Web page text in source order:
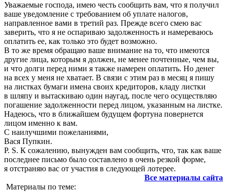
Уважаемые господа, имею честь сообщить вам, что я получил
ваше уведомление с требованием об уплате налогов,
направленное вами в третий раз. Прежде всего смею вас
заверить, что я не оспариваю задолженность и намереваюсь
оплатить ее, как только это будет возможно.
В то же время обращаю ваше внимание на то, что имеются
другие лица, которым я должен, не менее почтенные, чем вы,
и что долги перед ними я также намерен оплатить. Но денег
на всех у меня не хватает. В связи с этим раз в месяц я пишу
на листках бумаги имена своих кредиторов, кладу листки
в шляпу и вытаскиваю один наугад, после чего осуществляю
погашение задолженности перед лицом, указанным на листке.
Надеюсь, что в ближайшем будущем фортуна повернется
лицом именно к вам.
С наилучшими пожеланиями,
Вася Пупкин.
Р. S. К сожалению, вынужден вам сообщить, что, так как ваше
последнее письмо было составлено в очень резкой форме,
я отстраняю вас от участия в следующей лотерее.
Все материалы сайта
Материалы по теме: